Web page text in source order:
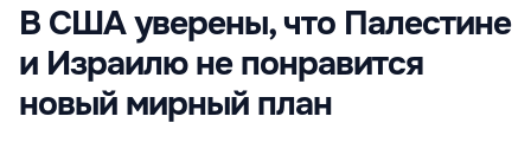
В США уверены, что Палестине
и Израилю не понравится
новый мирный план